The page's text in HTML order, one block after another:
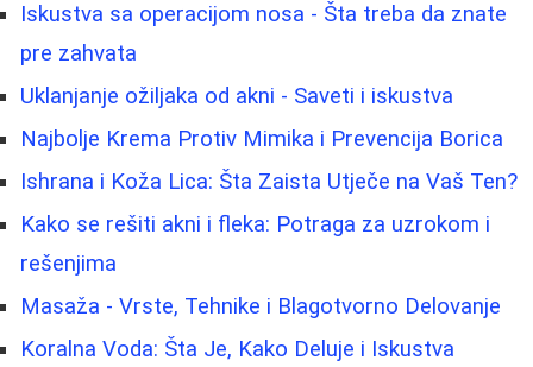
Iskustva sa operacijom nosa - Šta treba da znate
pre zahvata
Uklanjanje ožiljaka od akni - Saveti i iskustva
Najbolje Krema Protiv Mimika i Prevencija Borica
Ishrana i Koža Lica: Šta Zaista Utječe na Vaš Ten?
Kako se rešiti akni i fleka: Potraga za uzrokom i
rešenjima
Masaža - Vrste, Tehnike i Blagotvorno Delovanje
Koralna Voda: Šta Je, Kako Deluje i Iskustva